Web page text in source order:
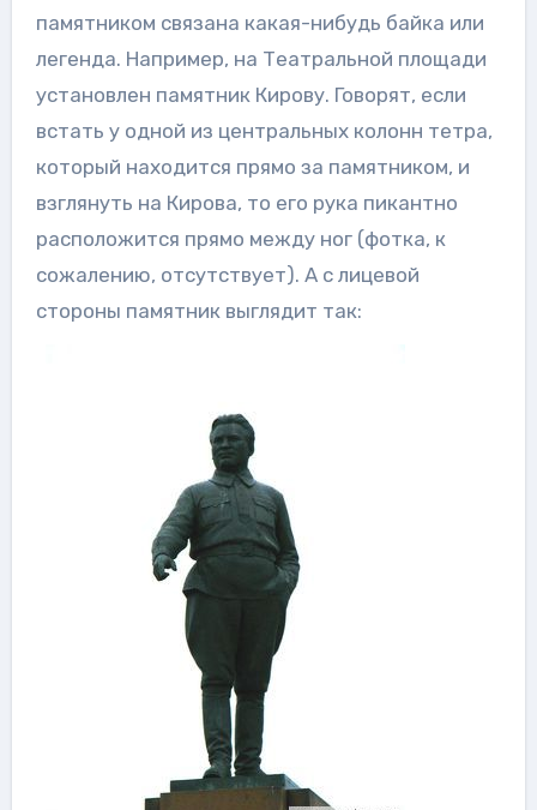
памятником связана какая-нибудь байка или
легенда. Например, на Театральной площади
установлен памятник Кирову. Говорят, если
встать у одной из центральных колонн тетра,
который находится прямо за памятником, и
взглянуть на Кирова, то его рука пикантно
расположится прямо между ног (фотка, к
сожалению, отсутствует). А с лицевой
стороны памятник выглядит так: